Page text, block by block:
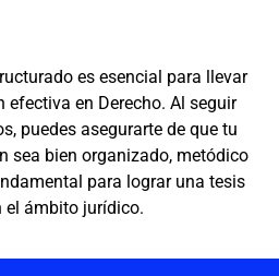
es esencial para llevar
en Derecho. Al seguir
puedes asegurarte de que tu
sea bien organizado, metódico
para lograr una tesis
ámbito jurídico.